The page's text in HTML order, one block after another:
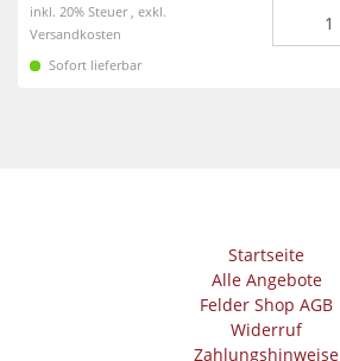
Bürst- und Bürstschleifmaschinen
Bandsägen
Rohluftabsauggeräte
Reinluftabsauggeräte & Entstauber
Schleifmaschinen
Bürstmaschine
Absauggeräte & Entstauber
Vorschubapparate
inkl. 20% Steuer , exkl.
Versandkosten
Sofort lieferbar
Startseite
Alle Angebote
Felder Shop AGB
Widerruf
Zahlungshinweise